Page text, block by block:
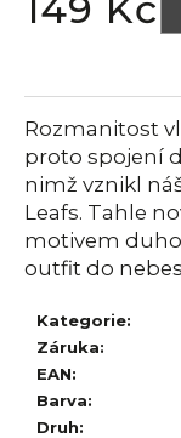
Rozmanitost
proto spojení
nimž vznikl
Leafs. Tahle
motivem
outfit do
Kategorie:
Záruka:
EAN:
Barva:
Druh:
e